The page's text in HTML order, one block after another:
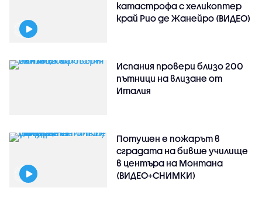
катастрофа с хеликоптер
край Рио де Жанейро (ВИДЕО)
Испания провери близо 200
пътници на влизане от
Италия
Потушен е пожарът в
сградата на бивше училище
в центъра на Монтана
(ВИДЕО+СНИМКИ)